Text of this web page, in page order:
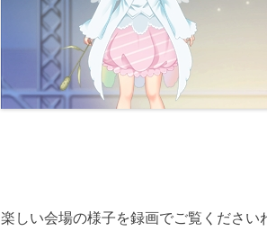
楽しい会場の様子を録画でご覧ください